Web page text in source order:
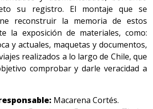
su registro. El montaje que se
reconstruir la memoria de estos
la exposición de materiales, como:
y actuales, maquetas y documentos,
realizados a lo largo de Chile, que
comprobar y darle veracidad a
Macarena Cortés.